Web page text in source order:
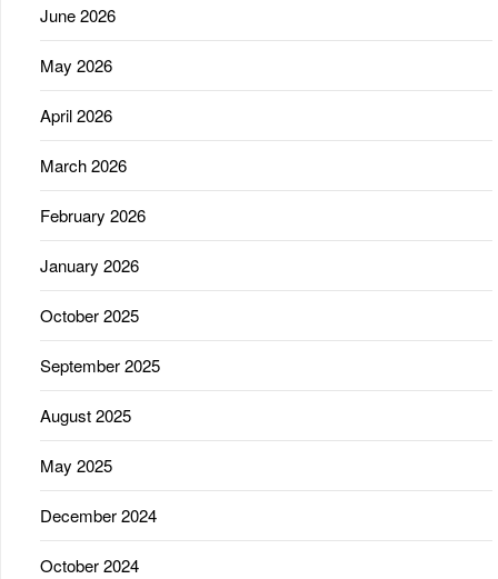
June 2026
May 2026
April 2026
March 2026
February 2026
January 2026
October 2025
September 2025
August 2025
May 2025
December 2024
October 2024